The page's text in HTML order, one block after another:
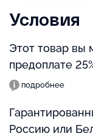
Условия
Этот товар вы
предоплате
подробнее
Россию или